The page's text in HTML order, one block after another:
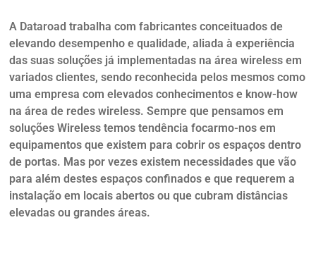
A Dataroad trabalha com fabricantes conceituados de
elevando desempenho e qualidade, aliada à experiência
das suas soluções já implementadas na área wireless em
variados clientes, sendo reconhecida pelos mesmos como
uma empresa com elevados conhecimentos e know-how
na área de redes wireless. Sempre que pensamos em
soluções Wireless temos tendência focarmo-nos em
equipamentos que existem para cobrir os espaços dentro
de portas. Mas por vezes existem necessidades que vão
para além destes espaços confinados e que requerem a
instalação em locais abertos ou que cubram distâncias
elevadas ou grandes áreas.